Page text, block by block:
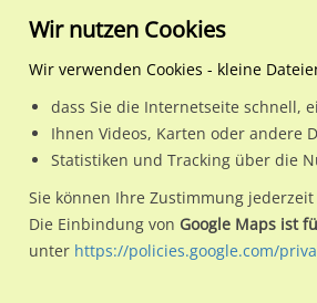
Wähle den Werbestandort:
Wir nutzen Cookies
Wir verwenden Cookies - kleine
dass Sie die Internetseite schnell,
Ihnen Videos, Karten oder andere
Statistiken und Tracking über die
Sie können Ihre Zustimmung
Die Einbindung von Google Maps ist
unter https://policies.google.com/